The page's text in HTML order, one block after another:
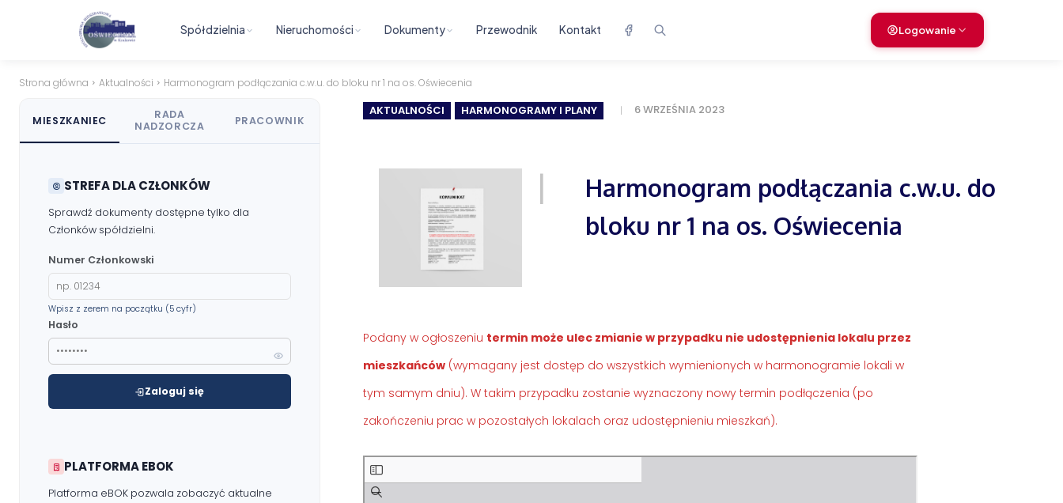
Spółdzielnia Nieruchomości Dokumenty Przewodnik Kontakt Logowanie
Strona główna Aktualności Harmonogram podłączania c.w.u. do bloku nr 1 na os. Oświecenia
AKTUALNOŚCI HARMONOGRAMY I PLANY 6 WRZEŚNIA 2023
Harmonogram podłączania c.w.u. do
bloku nr 1 na os. Oświecenia
Podany w ogłoszeniu termin może ulec zmianie w przypadku nie udostępnienia lokalu przez
mieszkańców(wymagany jest dostęp do wszystkich wymienionych w harmonogramie lokali w
tym samym dniu). W takim przypadku zostanie wyznaczony nowy termin podłączenia (po
zakończeniu prac w pozostałych lokalach oraz udostępnieniu mieszkań).
MIESZKANIEC
RADA
NADZORCZA
PRACOWNIK
STREFA DLA CZŁONKÓW
Sprawdź dokumenty dostępne tylko dla
Członków spółdzielni.
Numer Członkowski
Wpisz z zerem na początku (5 cyfr)
Hasło
Zaloguj się
PLATFORMA EBOK
Platforma eBOK pozwala zobaczyć aktualne